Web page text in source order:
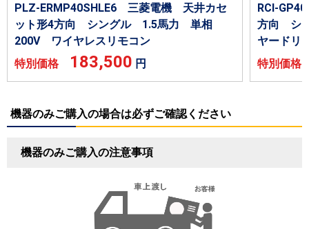
PLZ-ERMP40SHLE6 三菱電機 天井カセ
ット形4方向 シングル 1.5馬力 単相
200V ワイヤレスリモコン
特別価格
183,500 円
RCI-
方向 シ
ヤードリ
特別価
機器のみご購入の場合は必ずご確認ください
機器のみご購入の注意事項